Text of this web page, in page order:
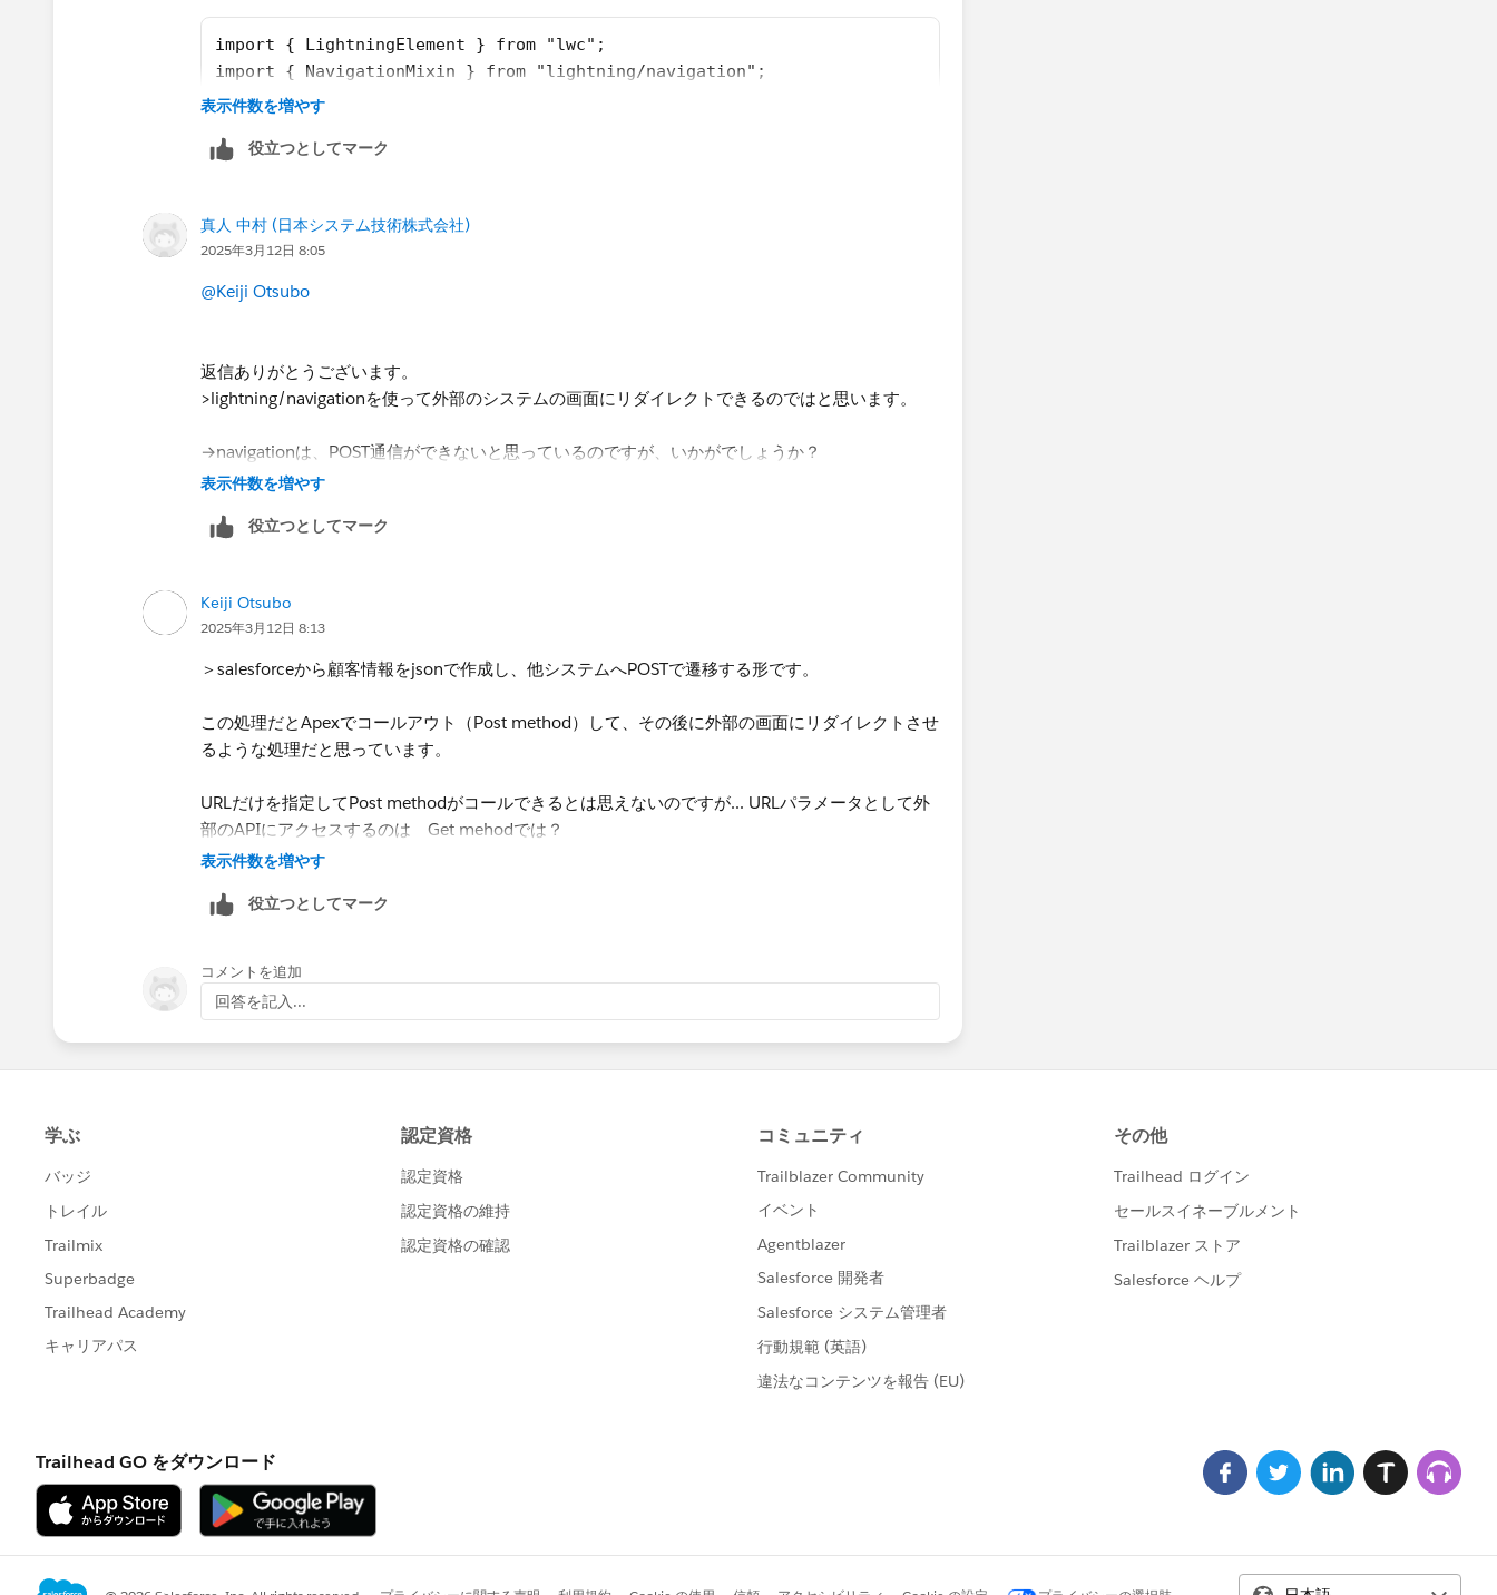
import { LightningElement } from "lwc";
import { NavigationMixin } from "lightning/navigation";
export default class ExploreNavigation extends NavigationMixin(
) {
        type: 'standard__webPage',
        attributes: {
            url: 'http://salesforcecasts.com'
    this[NavigationMixin.Navigate](config);
  }
https://blog.salesforcecasts.com/navigate-user-from-lwc-to-an-external-url/
表示件数を増やす
役立つとしてマーク
真人 中村 (日本システム技術株式会社)
2025年3月12日 8:05
@Keiji Otsubo
返信ありがとうございます。
>lightning/navigationを使って外部のシステムの画面にリダイレクトできるのではと思います。
→navigationは、POST通信ができないと思っているのですが、いかがでしょうか？
表示件数を増やす
役立つとしてマーク
Keiji Otsubo
2025年3月12日 8:13
＞salesforceから顧客情報をjsonで作成し、他システムへPOSTで遷移する形です。
この処理だとApexでコールアウト（Post method）して、その後に外部の画面にリダイレクトさせ
るような処理だと思っています。
URLだけを指定してPost methodがコールできるとは思えないのですが... URLパラメータとして外
部のAPIにアクセスするのは Get mehodでは？
表示件数を増やす
役立つとしてマーク
コメントを追加
回答を記入...